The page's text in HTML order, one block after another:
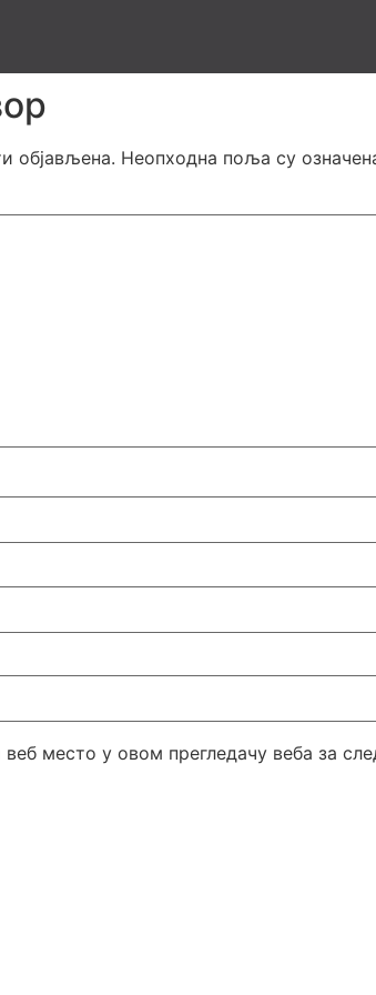
објављена. Неопходна поља су
место у овом прегледачу веба за